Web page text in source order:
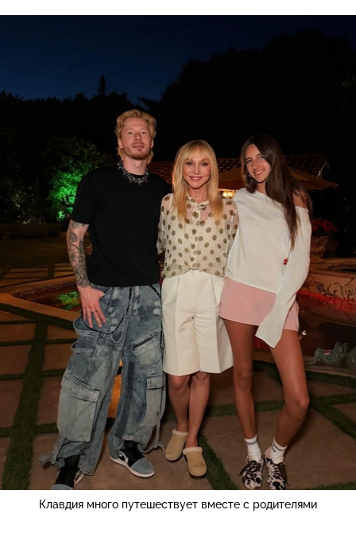
Клавдия много путешествует вместе с родителями